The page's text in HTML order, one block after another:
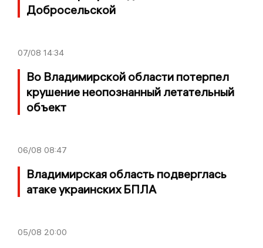
Добросельской
07/08 14:34
Во Владимирской области потерпел
крушение неопознанный летательный
объект
06/08 08:47
Владимирская область подверглась
атаке украинских БПЛА
05/08 20:00